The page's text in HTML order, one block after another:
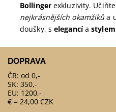
Bollingerexkluzivity.
nejkrásnějších okamžikůa
doušky, s elegancíastylem
DOPRAVA
ČR: od 0,-
SK: 350,-
EU: 1200,-
€ = 24,00 CZK